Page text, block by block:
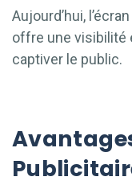
Aujourd’hui,
offre une visibilité
captiver le public.